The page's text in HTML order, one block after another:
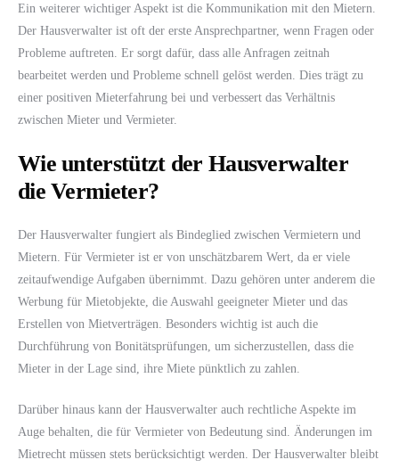
Ein weiterer wichtiger Aspekt ist die Kommunikation mit den Mietern.
Der Hausverwalter ist oft der erste Ansprechpartner, wenn Fragen oder
Probleme auftreten. Er sorgt dafür, dass alle Anfragen zeitnah
bearbeitet werden und Probleme schnell gelöst werden. Dies trägt zu
einer positiven Mieterfahrung bei und verbessert das Verhältnis
zwischen Mieter und Vermieter.
Wie unterstützt der Hausverwalter
die Vermieter?
Der Hausverwalter fungiert als Bindeglied zwischen Vermietern und
Mietern. Für Vermieter ist er von unschätzbarem Wert, da er viele
zeitaufwendige Aufgaben übernimmt. Dazu gehören unter anderem die
Werbung für Mietobjekte, die Auswahl geeigneter Mieter und das
Erstellen von Mietverträgen. Besonders wichtig ist auch die
Durchführung von Bonitätsprüfungen, um sicherzustellen, dass die
Mieter in der Lage sind, ihre Miete pünktlich zu zahlen.
Darüber hinaus kann der Hausverwalter auch rechtliche Aspekte im
Auge behalten, die für Vermieter von Bedeutung sind. Änderungen im
Mietrecht müssen stets berücksichtigt werden. Der Hausverwalter bleibt